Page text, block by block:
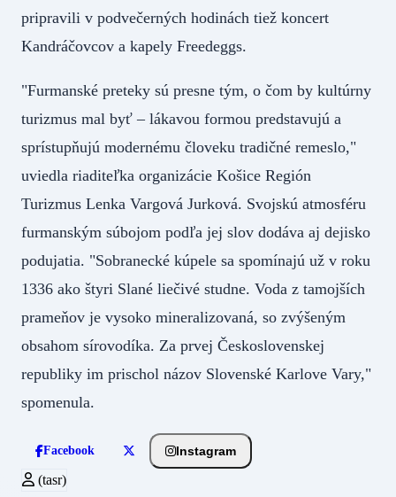
pripravili v podvečerných hodinách tiež koncert
Kandráčovcov a kapely Freedeggs.
"Furmanské preteky sú presne tým, o čom by kultúrny
turizmus mal byť – lákavou formou predstavujú a
sprístupňujú modernému človeku tradičné remeslo,"
uviedla riaditeľka organizácie Košice Región
Turizmus Lenka Vargová Jurková. Svojskú atmosféru
furmanským súbojom podľa jej slov dodáva aj dejisko
podujatia. "Sobranecké kúpele sa spomínajú už v roku
1336 ako štyri Slané liečivé studne. Voda z tamojších
prameňov je vysoko mineralizovaná, so zvýšeným
obsahom sírovodíka. Za prvej Československej
republiky im prischol názov Slovenské Karlove Vary,"
spomenula.
Facebook Instagram
(tasr)